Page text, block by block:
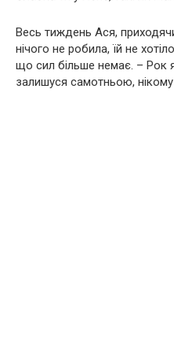
Весь тиждень Ася,
нічого не робила, їй не
що сил більше немає. – Рок
залишуся самотньою,